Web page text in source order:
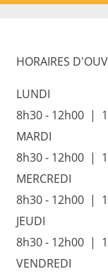
HORAIRES
LUNDI
8h30 - 12h00 |
MARDI
8h30 - 12h00 |
MERCREDI
8h30 - 12h00 |
JEUDI
8h30 - 12h00 |
VENDREDI